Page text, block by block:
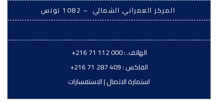
المركز العمراني الشمالي – 1082 تونس
الهاتف. :+216 71 112 000
الفاكس :+216 71 287 409
استمارة الاتصال|الاستفسارات